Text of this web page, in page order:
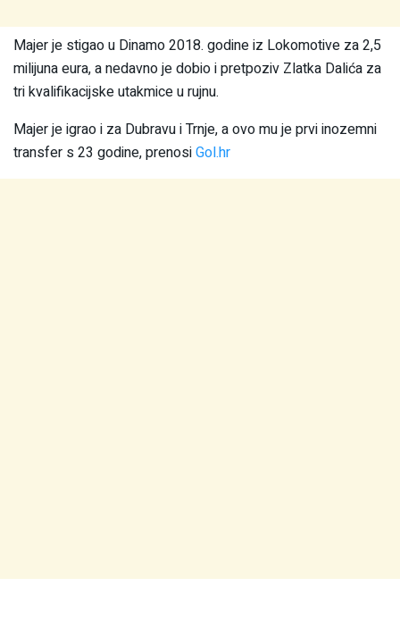
Majer je stigao u Dinamo 2018. godine iz Lokomotive za 2,5
milijuna eura, a nedavno je dobio i pretpoziv Zlatka Dalića za
tri kvalifikacijske utakmice u rujnu.
Majer je igrao i za Dubravu i Trnje, a ovo mu je prvi inozemni
transfer s 23 godine, prenosiGol.hr